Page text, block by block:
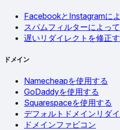
FacebookとInstagramに
スパムフィルターによっ
遅いリダイレクトを修正
ドメイン
Namecheapを使用する
GoDaddyを使用する
Squarespaceを使用する
デフォルトドメインリダ
ドメインファビコン